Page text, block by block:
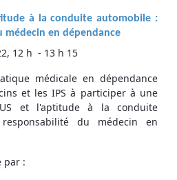
à la conduite automobile :
en dépendance
12 h - 13 h 15
médicale en dépendance
et les IPS à participer à une
et l'aptitude à la conduite
du médecin en
par :